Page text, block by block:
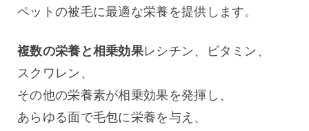
ペットの被毛に最適な栄養を提供します。
複数の栄養と相乗効果レシチン、ビタミン、
スクワレン、
その他の栄養素が相乗効果を発揮し、
あらゆる面で毛包に栄養を与え、